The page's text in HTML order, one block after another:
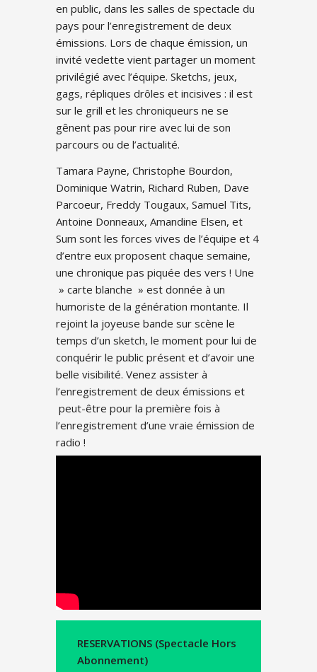
en public, dans les salles de spectacle du
pays pour l’enregistrement de deux
émissions. Lors de chaque émission, un
invité vedette vient partager un moment
privilégié avec l’équipe. Sketchs, jeux,
gags, répliques drôles et incisives : il est
sur le grill et les chroniqueurs ne se
gênent pas pour rire avec lui de son
parcours ou de l’actualité.
Tamara Payne, Christophe Bourdon,
Dominique Watrin, Richard Ruben, Dave
Parcoeur, Freddy Tougaux, Samuel Tits,
Antoine Donneaux, Amandine Elsen, et
Sum sont les forces vives de l’équipe et 4
d’entre eux proposent chaque semaine,
une chronique pas piquée des vers ! Une
» carte blanche » est donnée à un
humoriste de la génération montante. Il
rejoint la joyeuse bande sur scène le
temps d’un sketch, le moment pour lui de
conquérir le public présent et d’avoir une
belle visibilité. Venez assister à
l’enregistrement de deux émissions et
peut-être pour la première fois à
l’enregistrement d’une vraie émission de
radio !
RESERVATIONS (Spectacle Hors
Abonnement)